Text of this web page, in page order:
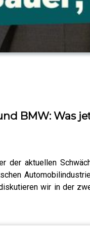
BMW: Was
aktuellen
wir in der